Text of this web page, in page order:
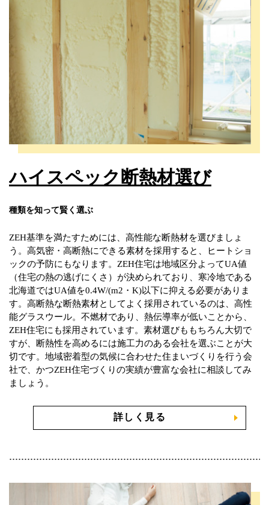
ハイスペック断熱材選び
種類を知って賢く選ぶ
ZEH基準を満たすためには、高性能な断熱材を選びましょ
う。高気密・高断熱にできる素材を採用すると、ヒートショ
ックの予防にもなります。ZEH住宅は地域区分よってUA値
（住宅の熱の逃げにくさ）が決められており、寒冷地である
北海道ではUA値を0.4W/(m2・K)以下に抑える必要がありま
す。高断熱な断熱素材としてよく採用されているのは、高性
能グラスウール。不燃材であり、熱伝導率が低いことから、
ZEH住宅にも採用されています。素材選びももちろん大切で
すが、断熱性を高めるには施工力のある会社を選ぶことが大
切です。地域密着型の気候に合わせた住まいづくりを行う会
社で、かつZEH住宅づくりの実績が豊富な会社に相談してみ
ましょう。
詳しく見る